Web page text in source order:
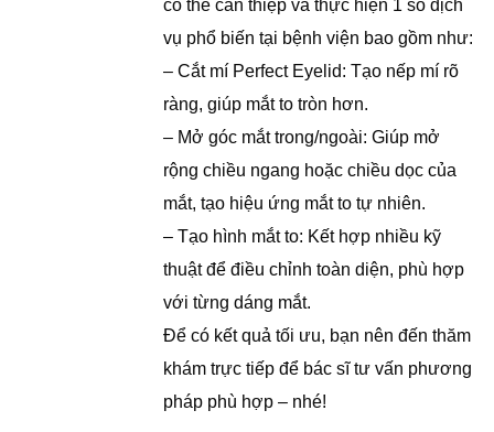
có thể can thiệp và thực hiện 1 số dịch
vụ phổ biến tại bệnh viện bao gồm như:
– Cắt mí Perfect Eyelid: Tạo nếp mí rõ
ràng, giúp mắt to tròn hơn.
– Mở góc mắt trong/ngoài: Giúp mở
rộng chiều ngang hoặc chiều dọc của
mắt, tạo hiệu ứng mắt to tự nhiên.
– Tạo hình mắt to: Kết hợp nhiều kỹ
thuật để điều chỉnh toàn diện, phù hợp
với từng dáng mắt.
Để có kết quả tối ưu, bạn nên đến thăm
khám trực tiếp để bác sĩ tư vấn phương
pháp phù hợp – nhé!